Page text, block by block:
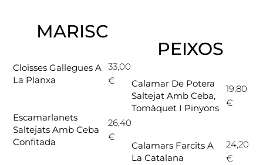
MARISC
Cloïsses Gallegues A
La Planxa
33,00
€
Escamarlanets
Saltejats Amb Ceba
Confitada
26,40
€
PEIXOS
Calamar De Potera
Saltejat Amb Ceba,
Tomàquet I Pinyons
19,80
€
Calamars Farcits A
La Catalana
24,20
€